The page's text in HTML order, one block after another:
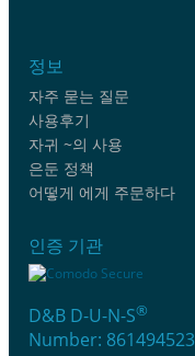
정보
자주 묻는 질문
사용후기
자귀 ~의 사용
은둔 정책
어떻게 에게 주문하다
인증 기관
D&B D-U-N-S®
Number: 861494523